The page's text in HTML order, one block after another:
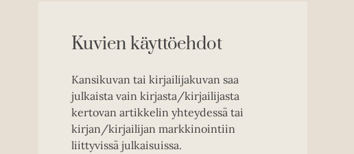
Kuvien käyttöehdot
Kansikuvan tai kirjailijakuvan saa
julkaista vain kirjasta/kirjailijasta
kertovan artikkelin yhteydessä tai
kirjan/kirjailijan markkinointiin
liittyvissä julkaisuissa.